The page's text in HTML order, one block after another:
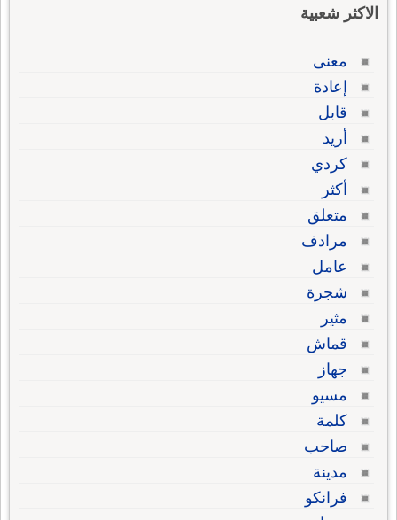
الاكثر شعبية
معنى
إعادة
قابل
أريد
كردي
أكثر
متعلق
مرادف
عامل
شجرة
مثير
قماش
جهاز
مسيو
كلمة
صاحب
مدينة
فرانكو